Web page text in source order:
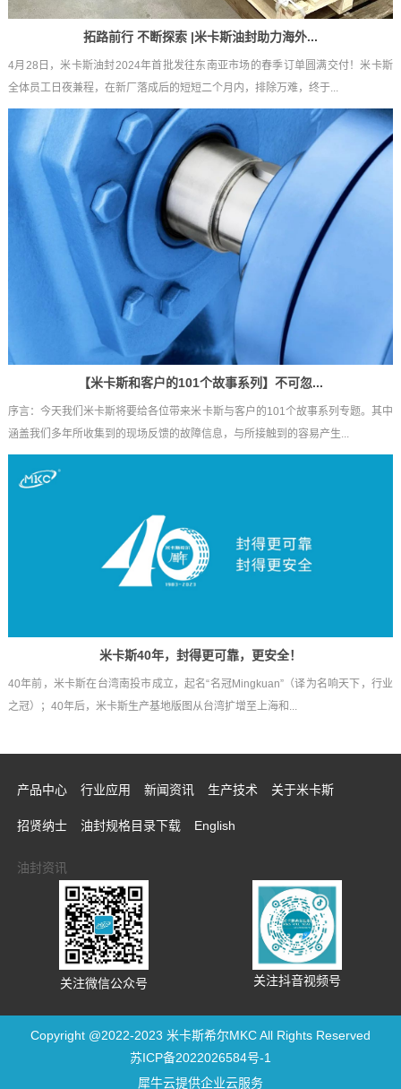
拓路前行 不断探索 |米卡斯油封助力海外...
4月28日，米卡斯油封2024年首批发往东南亚市场的春季订单圆满交付！米卡斯
全体员工日夜兼程，在新厂落成后的短短二个月内，排除万难，终于...
【米卡斯和客户的101个故事系列】不可忽...
序言：今天我们米卡斯将要给各位带来米卡斯与客户的101个故事系列专题。其中
涵盖我们多年所收集到的现场反馈的故障信息，与所接触到的容易产生...
米卡斯40年，封得更可靠，更安全！
40年前，米卡斯在台湾南投市成立，起名“名冠Mingkuan”（译为名响天下，行业
之冠）；40年后，米卡斯生产基地版图从台湾扩增至上海和...
产品中心 行业应用 新闻资讯 生产技术 关于米卡斯
招贤纳士 油封规格目录下载 English
油封资讯
关注微信公众号 关注抖音视频号
Copyright @2022-2023 米卡斯希尔MKC All Rights Reserved
苏ICP备2022026584号-1
犀牛云提供企业云服务